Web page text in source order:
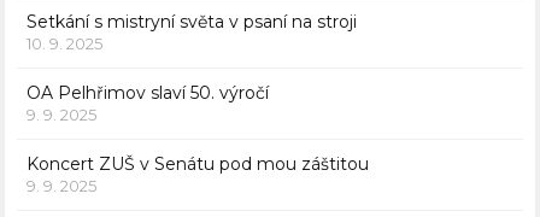
Setkání s mistryní světa v psaní na stroji
10. 9. 2025
OA Pelhřimov slaví 50. výročí
9. 9. 2025
Koncert ZUŠ v Senátu pod mou záštitou
9. 9. 2025